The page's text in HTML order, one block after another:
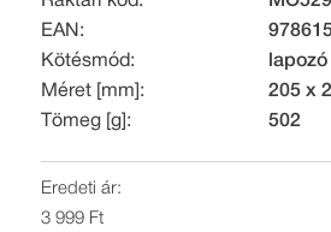
EAN:
Kötésmód:
lapozó
Méret [mm]:
205 x
Tömeg [g]:
502
Eredeti ár:
3 999 Ft